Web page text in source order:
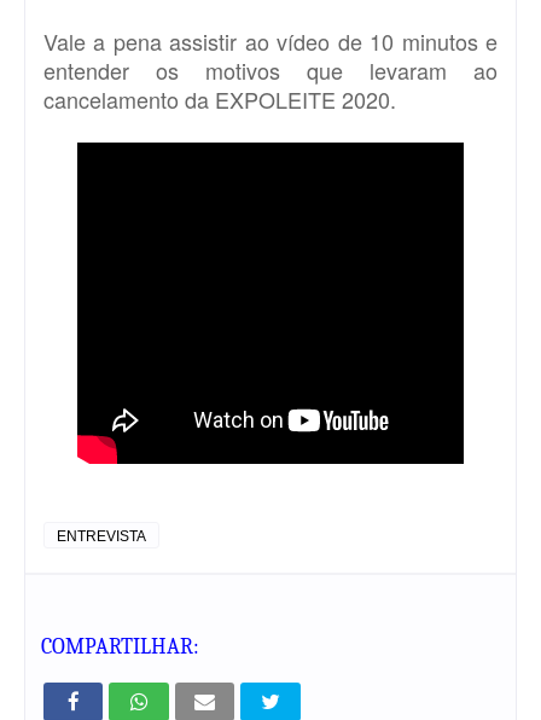
Vale a pena assistir ao vídeo de 10 minutos e
entender os motivos que levaram ao
cancelamento da EXPOLEITE 2020.
ENTREVISTA
COMPARTILHAR: